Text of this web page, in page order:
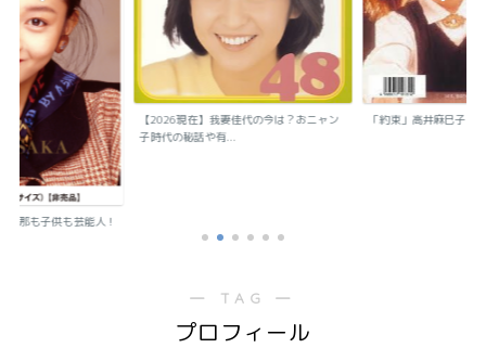
旦那も子供も芸能人！
【2026現在】我妻佳代の今は？おニャン
子時代の秘話や有...
「約束」高井麻巳子
― TAG ―
プロフィール